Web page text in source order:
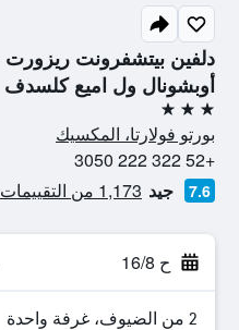
دلفين بيتشفرونت ريزورت -
أوبشونال ول اميع كلسدف
3 نجوم
بورتو فولارتا، المكسيك
+52 322 222 3050
7.6 جيد 1,173 من التقييمات تم التحقق منها
ح 16/8
2 من الضيوف، غرفة واحدة